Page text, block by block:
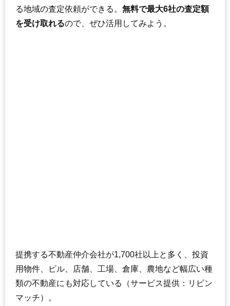
る地域の査定依頼ができる。 無料で最大6社の査定額
を受け取れるので、ぜひ活用してみよう。
提携する不動産仲介会社が1,700社以上と多く、投資
用物件、ビル、店舗、工場、倉庫、農地など幅広い種
類の不動産にも対応している（サービス提供：リビン
マッチ）。